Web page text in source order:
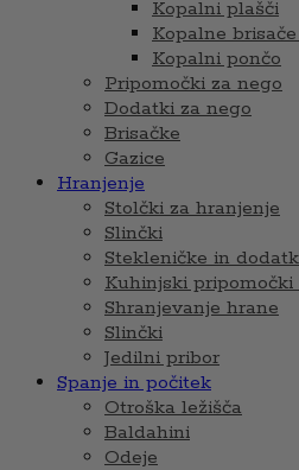
Kopalni plašči
Kopalne
Kopalni pončo
Pripomočki za nego
Dodatki za nego
Brisačke
Gazice
Hranjenje
Stolčki za hranjenje
Slinčki
Stekleničke in
Kuhinjski
Shranjevanje hrane
Slinčki
Jedilni pribor
Spanje in počitek
Otroška ležišča
Baldahini
Odeje